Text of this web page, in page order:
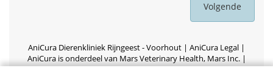
Volgende
AniCura Dierenkliniek Rijngeest - Voorhout | AniCura Legal |
AniCura is onderdeel van Mars Veterinary Health, Mars Inc.|
Privacy Policy|©Vetstoria2026|Privacy Policy|Cookie Policy